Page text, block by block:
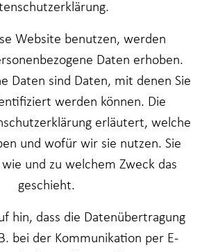
Website benutzen, werden
Daten erhoben.
Daten sind Daten, mit denen Sie
werden können. Die
erläutert, welche
und wofür wir sie nutzen. Sie
und zu welchem Zweck das
geschieht.
hin, dass die Datenübertragung
bei der Kommunikation per E-